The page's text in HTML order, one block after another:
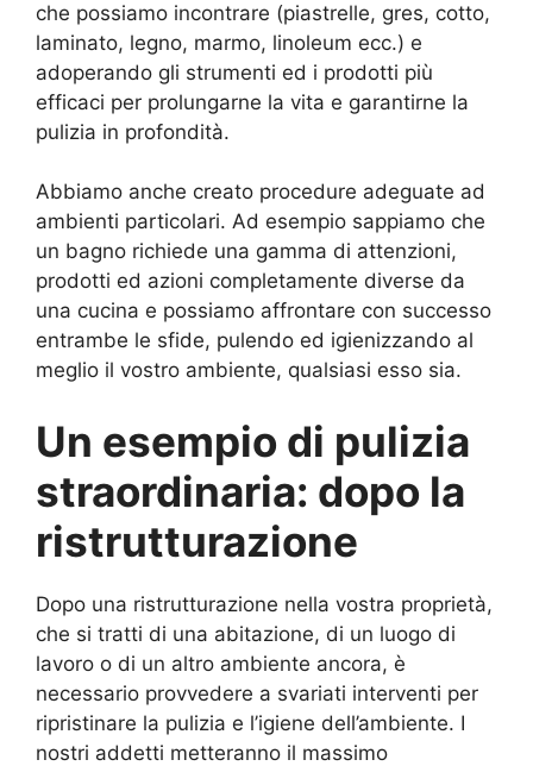
che possiamo incontrare (piastrelle, gres, cotto,
laminato, legno, marmo, linoleum ecc.) e
adoperando gli strumenti ed i prodotti più
efficaci per prolungarne la vita e garantirne la
pulizia in profondità.
Abbiamo anche creato procedure adeguate ad
ambienti particolari. Ad esempio sappiamo che
un bagno richiede una gamma di attenzioni,
prodotti ed azioni completamente diverse da
una cucina e possiamo affrontare con successo
entrambe le sfide, pulendo ed igienizzando al
meglio il vostro ambiente, qualsiasi esso sia.
Un esempio di pulizia
straordinaria: dopo la
ristrutturazione
Dopo una ristrutturazione nella vostra proprietà,
che si tratti di una abitazione, di un luogo di
lavoro o di un altro ambiente ancora, è
necessario provvedere a svariati interventi per
ripristinare la pulizia e l’igiene dell’ambiente. I
nostri addetti metteranno il massimo